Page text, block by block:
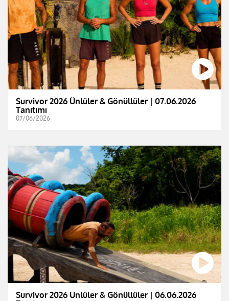
Survivor 2026 Ünlüler & Gönüllüler | 07.06.2026
Tanıtımı
07/06/2026
Survivor 2026 Ünlüler & Gönüllüler | 06.06.2026